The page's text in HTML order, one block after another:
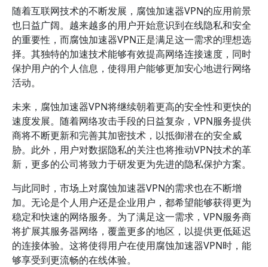
随着互联网技术的不断发展，腐蚀加速器VPN的应用前景
也日益广阔。越来越多的用户开始意识到在线隐私和安全
的重要性，而腐蚀加速器VPN正是满足这一需求的理想选
择。其独特的加速技术能够有效提高网络连接速度，同时
保护用户的个人信息，使得用户能够更加安心地进行网络
活动。
未来，腐蚀加速器VPN将继续朝着更高的安全性和更快的
速度发展。随着网络攻击手段的日益复杂，VPN服务提供
商将不断更新和完善其加密技术，以抵御潜在的安全威
胁。此外，用户对数据隐私的关注也将推动VPN技术的革
新，更多的公司将致力于研发更为先进的隐私保护方案。
与此同时，市场上对腐蚀加速器VPN的需求也在不断增
加。无论是个人用户还是企业用户，都希望能够获得更为
稳定和快速的网络服务。为了满足这一需求，VPN服务商
将扩展其服务器网络，覆盖更多的地区，以提供更低延迟
的连接体验。这将使得用户在使用腐蚀加速器VPN时，能
够享受到更流畅的在线体验。